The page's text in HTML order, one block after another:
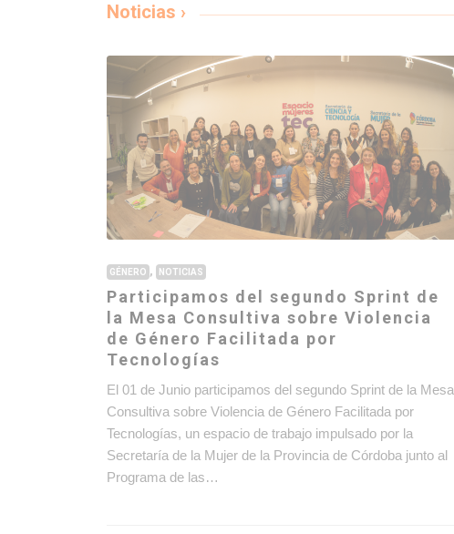
Noticias ›
GÉNERO , NOTICIAS
Participamos del segundo Sprint de
la Mesa Consultiva sobre Violencia
de Género Facilitada por
Tecnologías
El 01 de Junio participamos del segundo Sprint de la Mesa
Consultiva sobre Violencia de Género Facilitada por
Tecnologías, un espacio de trabajo impulsado por la
Secretaría de la Mujer de la Provincia de Córdoba junto al
Programa de las…